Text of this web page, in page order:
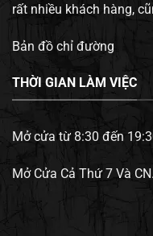
rất nhiều khách hàng,
Bản đồ chỉ đường
THỜI GIAN LÀM VIỆC
Mở cửa từ 8:30 đến
Mở Cửa Cả Thứ 7 Và CN.